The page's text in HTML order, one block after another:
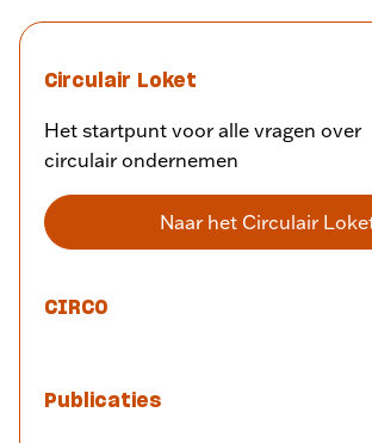
Circulair Loket
Het startpunt voor alle vragen over
circulair ondernemen
Naar het Circulair
CIRCO
Publicaties